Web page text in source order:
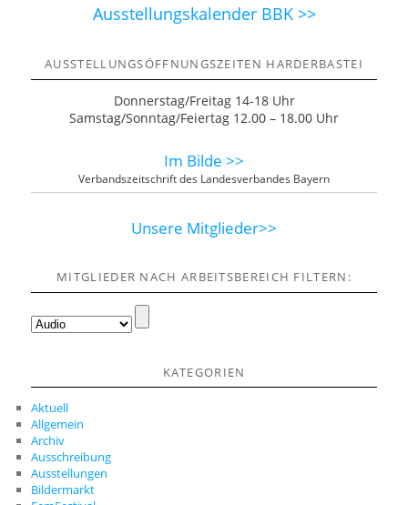
Ausstellungskalender BBK >>
AUSSTELLUNGSÖFFNUNGSZEITEN HARDERBASTEI
Donnerstag/Freitag 14-18 Uhr
Samstag/Sonntag/Feiertag 12.00 – 18.00 Uhr
Im Bilde >>
Verbandszeitschrift des Landesverbandes Bayern
Unsere Mitglieder>>
MITGLIEDER NACH ARBEITSBEREICH FILTERN:
KATEGORIEN
Aktuell
Allgemein
Archiv
Ausschreibung
Ausstellungen
Bildermarkt